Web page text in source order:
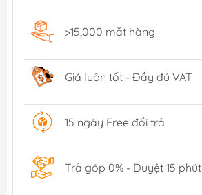
>15,000 mặt hàng
Giá luôn tốt - Đầy đủ VAT
15 ngày Free đổi trả
Trả góp 0% - Duyệt 15 phút